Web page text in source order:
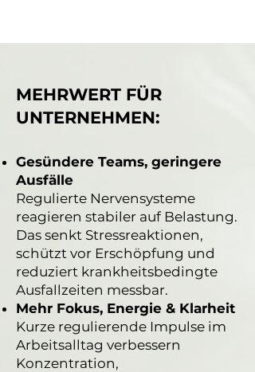
MEHRWERT FÜR
UNTERNEHMEN:
Gesündere Teams, geringere
Ausfälle
Regulierte Nervensysteme
reagieren stabiler auf Belastung.
Das senkt Stressreaktionen,
schützt vor Erschöpfung und
reduziert krankheitsbedingte
Ausfallzeiten messbar.
Mehr Fokus, Energie & Klarheit
Kurze regulierende Impulse im
Arbeitsalltag verbessern
Konzentration,